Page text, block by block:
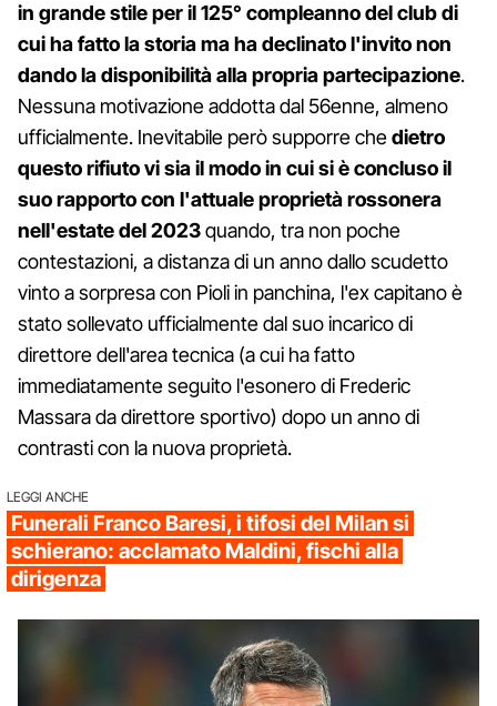
in grande stile per il 125° compleanno del club di
cui ha fatto la storia ma ha declinato l'invito non
dando la disponibilità alla propria partecipazione.
Nessuna motivazione addotta dal 56enne, almeno
ufficialmente. Inevitabile però supporre chedietro
questo rifiuto vi sia il modo in cui si è concluso il
suo rapporto con l'attuale proprietà rossonera
nell'estate del 2023quando, tra non poche
contestazioni, a distanza di un anno dallo scudetto
vinto a sorpresa con Pioli in panchina, l'ex capitano è
stato sollevato ufficialmente dal suo incarico di
direttore dell'area tecnica (a cui ha fatto
immediatamente seguito l'esonero di Frederic
Massara da direttore sportivo) dopo un anno di
contrasti con la nuova proprietà.
LEGGI ANCHE
Funerali Franco Baresi, i tifosi del Milan si
schierano: acclamato Maldini, fischi alla
dirigenza